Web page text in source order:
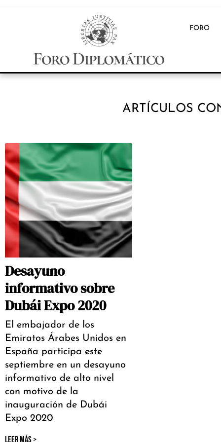
FORO
ARTÍCULOS
Desayuno
informativo sobre
Dubái Expo 2020
El embajador de los
Emiratos Árabes Unidos en
España participa este
septiembre en un desayuno
informativo de alto nivel
con motivo de la
inauguración de Dubái
Expo 2020
LEER MÁS >